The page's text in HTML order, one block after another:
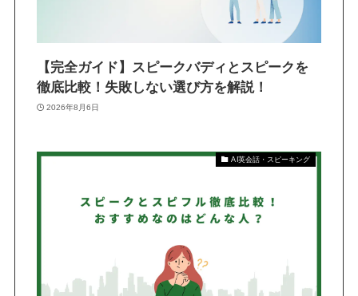
【完全ガイド】スピークバディとスピークを
徹底比較！失敗しない選び方を解説！
2026年8月6日
AI英会話・スピーキング